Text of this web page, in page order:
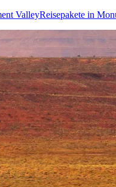
ValleyReisepakete in